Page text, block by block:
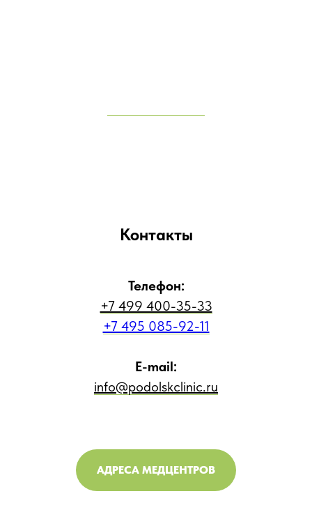
Контакты
Телефон:
+7 499 400-35-33
+7 495 085-92-11
E-mail:
info@podolskclinic.ru
АДРЕСА МЕДЦЕНТРОВ